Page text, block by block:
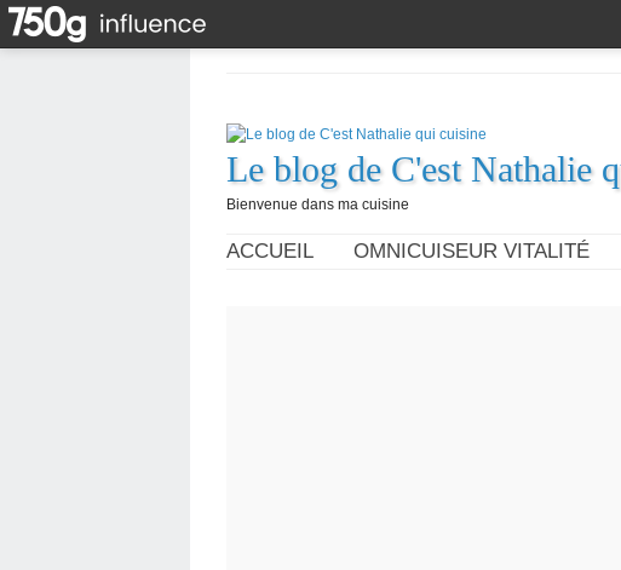
Le blog de C'est Nathalie
Bienvenue dans ma cuisine
ACCUEIL OMNICUISEUR VITALITÉ